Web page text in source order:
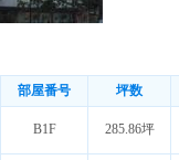
部屋番号 坪数
B1F 285.86坪